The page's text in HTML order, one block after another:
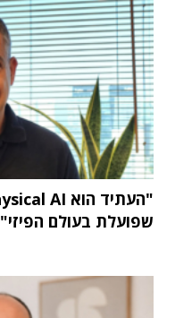
שפועלת בעולם הפיזי"